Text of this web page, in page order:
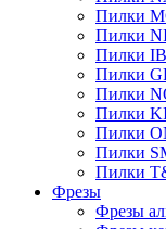
Пилки
Пилки
Пилки
Пилки
Пилки
Пилки
Пилки
Пилки
Пилки
Фрезы
Фрезы